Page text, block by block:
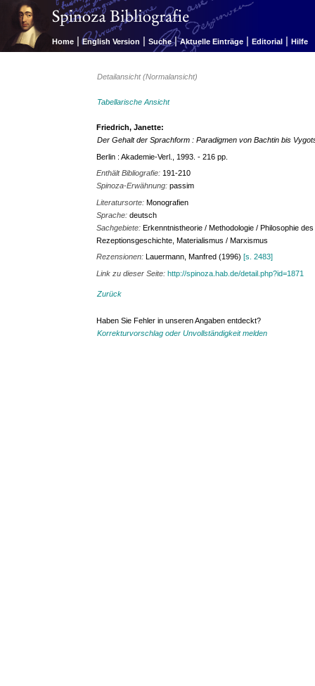
Home | English Version | Suche | Aktuelle Einträge | Editorial | Hilfe
Detailansicht (Normalansicht)
Tabellarische Ansicht
Friedrich, Janette:
Der Gehalt der Sprachform : Paradigmen von Bachtin bis
Berlin : Akademie-Verl., 1993. - 216 pp.
Enthält Bibliografie: 191-210
Spinoza-Erwähnung:passim
Literatursorte:Monografien
Sprache:deutsch
Sachgebiete:Erkenntnistheorie / Methodologie / Philosophie
Rezeptionsgeschichte, Materialismus / Marxismus
Rezensionen:Lauermann, Manfred (1996)[s. 2483]
Link zu dieser Seite:http://spinoza.hab.de/detail.php?id=1871
Zurück
Haben Sie Fehler in unseren Angaben entdeckt?
Korrekturvorschlag oder Unvollständigkeit melden